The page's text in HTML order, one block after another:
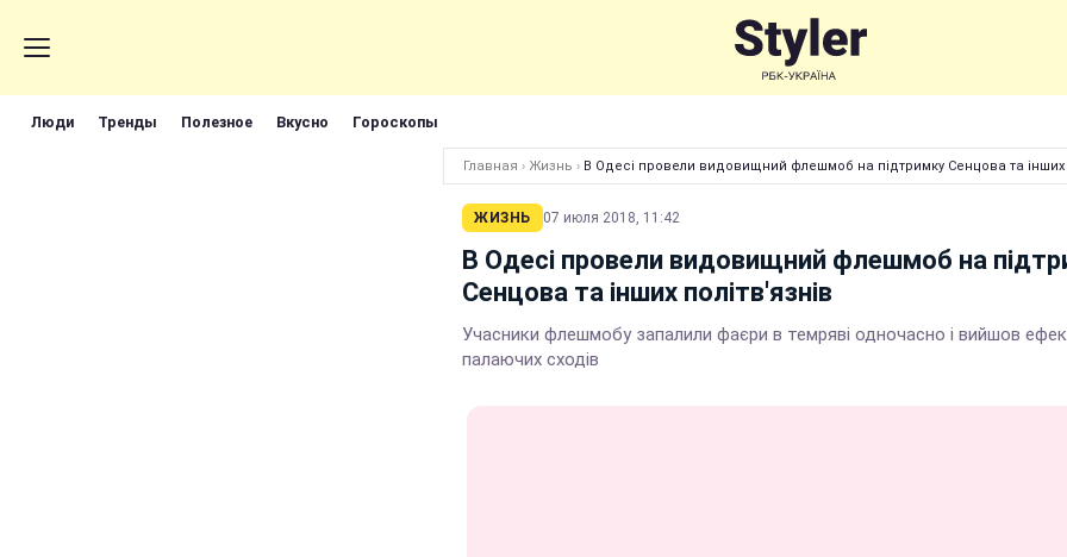
Люди Тренды Полезное Вкусно Гороскопы
Главная › Жизнь › В Одесі провели видовищний флешмоб на підтримку Сенцова та інших
ЖИЗНЬ 07 июля 2018, 11:42
В Одесі провели видовищний флешмоб на
Сенцова та інших політв'язнів
Учасники флешмобу запалили фаєри в темряві одночасно і вийшов
палаючих сходів